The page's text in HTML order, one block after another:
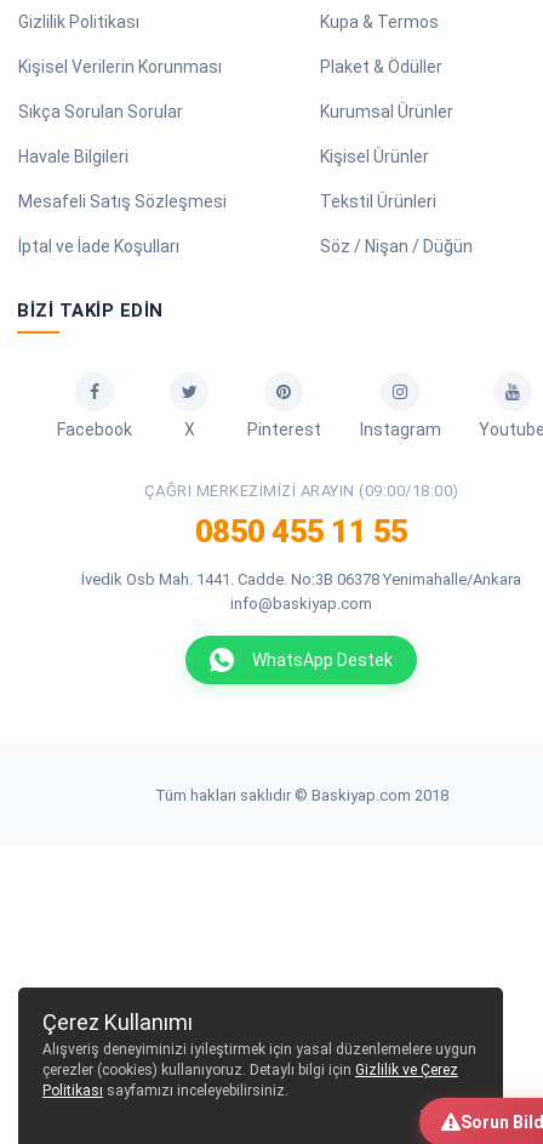
Gizlilik Politikası
Kişisel Verilerin Korunması
Sıkça Sorulan Sorular
Havale Bilgileri
Mesafeli Satış Sözleşmesi
İptal ve İade Koşulları
Kupa & Termos
Plaket & Ödüller
Kurumsal Ürünler
Kişisel Ürünler
Tekstil Ürünleri
Söz / Nişan / Düğün
BIZI TAKIP EDIN
Facebook X Pinterest Instagram
ÇAĞRI MERKEZIMIZI ARAYIN (09:00/18:00)
0850 455 11 55
İvedik Osb Mah. 1441. Cadde. No:3B 06378 Yenimahalle/Ankara
info@baskiyap.com
WhatsApp Destek
Tüm hakları saklıdır © Baskiyap.com 2018
Sorun
Çerez Kullanımı
Alışveriş deneyiminizi iyileştirmek için yasal düzenlemelere uygun
çerezler (cookies) kullanıyoruz. Detaylı bilgi için Gizlilik ve Çerez
Politikası sayfamızı inceleyebilirsiniz.
Tamam